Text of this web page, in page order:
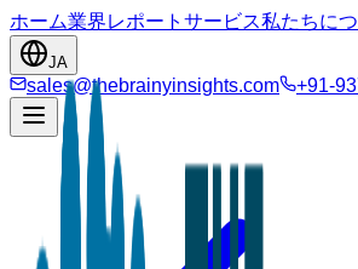
ホーム業界レポート サービス私たちに
JA
sales@thebrainyinsights.com +91-